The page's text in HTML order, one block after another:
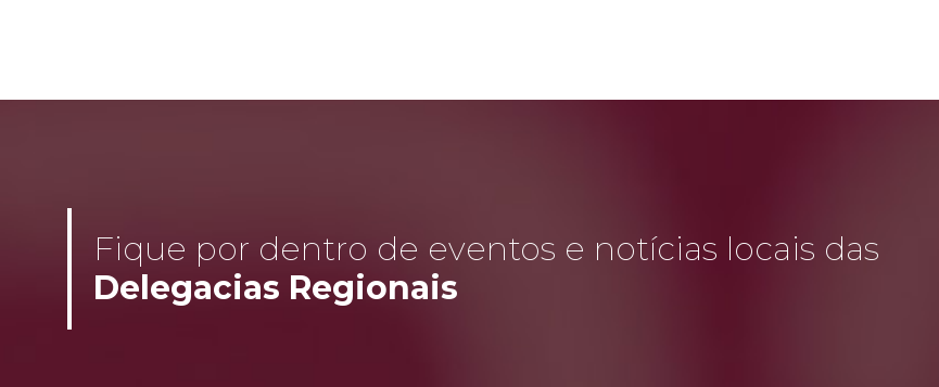
Fique por dentro de eventos e notícias locais das
Delegacias Regionais